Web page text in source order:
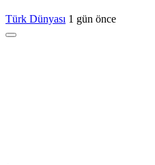
Türk Dünyası 1 gün önce